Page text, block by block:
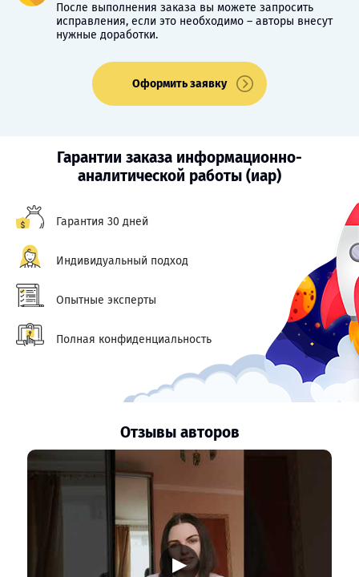
После выполнения заказа вы можете запросить
исправления, если это необходимо – авторы внесут
нужные доработки.
Оформить заявку
Гарантии заказа информационно-
аналитической работы (иар)
Гарантия 30 дней
Индивидуальный подход
Опытные эксперты
Полная конфиденциальность
Отзывы авторов
▶